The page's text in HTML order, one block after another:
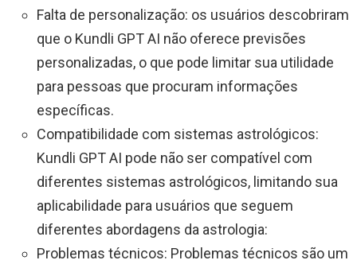
Falta de personalização: os usuários descobriram
que o Kundli GPT AI não oferece previsões
personalizadas, o que pode limitar sua utilidade
para pessoas que procuram informações
específicas.
Compatibilidade com sistemas astrológicos:
Kundli GPT AI pode não ser compatível com
diferentes sistemas astrológicos, limitando sua
aplicabilidade para usuários que seguem
diferentes abordagens da astrologia:
Problemas técnicos: Problemas técnicos são um